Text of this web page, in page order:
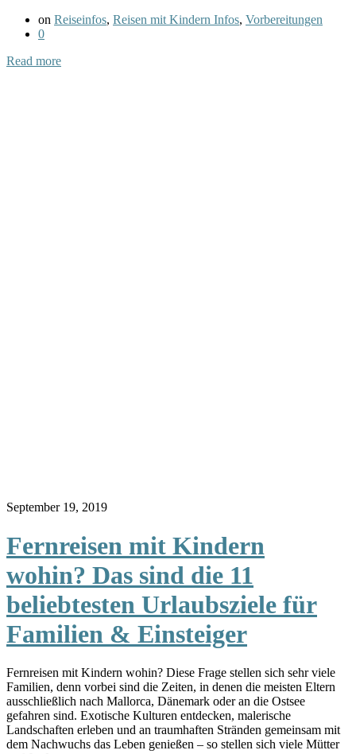
on Reiseinfos, Reisen mit Kindern Infos, Vorbereitungen
0
Read more
September 19, 2019
Fernreisen mit Kindern
wohin? Das sind die 11
beliebtesten Urlaubsziele für
Familien & Einsteiger
Fernreisen mit Kindern wohin? Diese Frage stellen sich sehr viele
Familien, denn vorbei sind die Zeiten, in denen die meisten Eltern
ausschließlich nach Mallorca, Dänemark oder an die Ostsee
gefahren sind. Exotische Kulturen entdecken, malerische
Landschaften erleben und an traumhaften Stränden gemeinsam mit
dem Nachwuchs das Leben genießen – so stellen sich viele Mütter